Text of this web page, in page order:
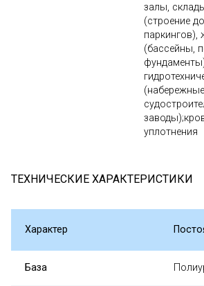
залы,
(строение
(бассейны,
уплотнения
ТЕХНИЧЕСКИЕ ХАРАКТЕРИСТИКИ
Характер
База